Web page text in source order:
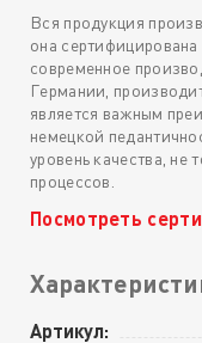
Вся продукция
она
современное
Германии,
является важным
немецкой
уровень качества, не
процессов.
Посмотреть
Артикул: